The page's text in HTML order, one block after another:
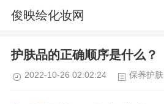
俊映绘化妆网
护肤品的正确顺序是什么？
2022-10-26 02:02:24 保养护肤